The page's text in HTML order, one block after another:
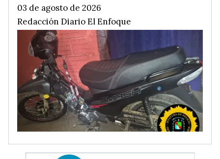
Redacción Diario El Enfoque
03 de agosto de 2026